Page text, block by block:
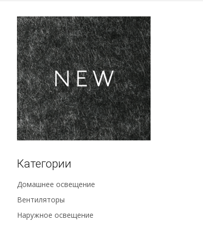
Категории
Домашнее освещение
Вентиляторы
Наружное освещение